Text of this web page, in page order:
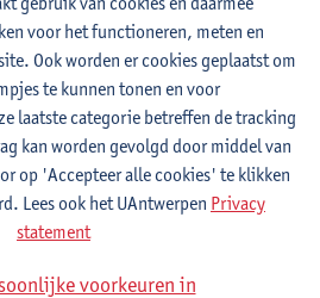
voor het functioneren, meten en
Ook worden er cookies geplaatst om
te kunnen tonen en voor
laatste categorie betreffen de tracking
kan worden gevolgd door middel van
op 'Accepteer alle cookies' te klikken
Lees ook het UAntwerpen Privacy
statement
voorkeuren in